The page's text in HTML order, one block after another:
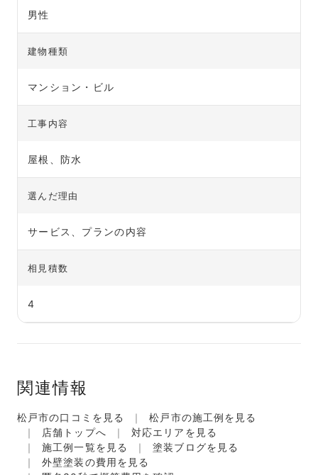
男性
建物種類
マンション・ビル
工事内容
屋根、防水
選んだ理由
サービス、プランの内容
相見積数
4
関連情報
松戸市の口コミを見る
松戸市の施工例を見る
店舗トップへ
対応エリアを見る
施工例一覧を見る
塗装ブログを見る
外壁塗装の費用を見る